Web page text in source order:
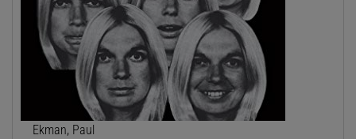
Ekman, Paul